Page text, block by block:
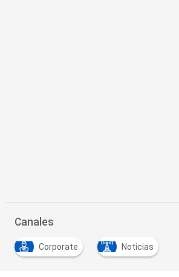
Canales
Corporate Noticias